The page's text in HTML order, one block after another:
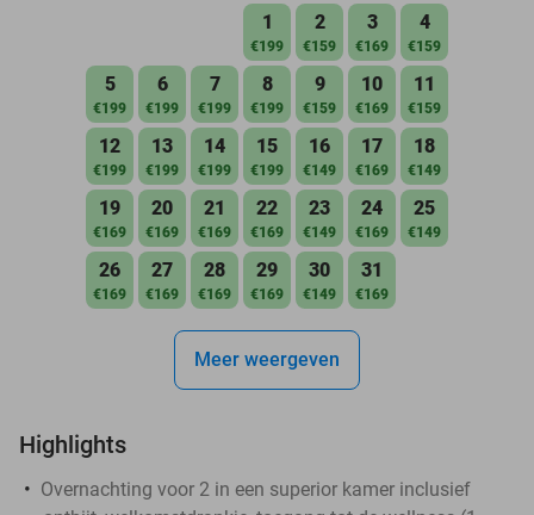
1
€199
2
€159
3
€169
4
€159
5
€199
6
€199
7
€199
8
€199
9
€159
10
€169
11
€159
12
€199
13
€199
14
€199
15
€199
16
€149
17
€169
18
€149
19
€169
20
€169
21
€169
22
€169
23
€149
24
€169
25
€149
26
€169
27
€169
28
€169
29
€169
30
€149
31
€169
Meer weergeven
Highlights
Overnachting voor 2 in een superior kamer inclusief